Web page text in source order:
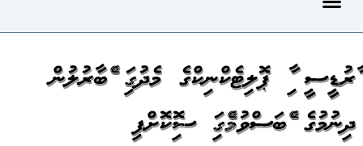
އާރުޑީސީ އާއި ޕޮލިޓެކްނިކްގެ މެދުގައި އެއްބާރުލުން
ދިނުމުގެ އެއްބަސްވުމެއްގައި ސޮއިކޮށްފި